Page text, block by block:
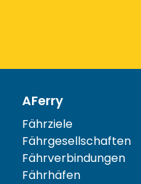
AFerry
Fährziele
Fährgesellschaften
Fährverbindungen
Fährhäfen